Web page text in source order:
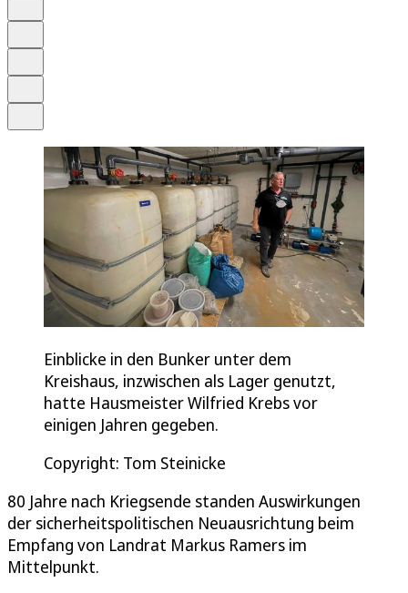
Einblicke in den Bunker unter dem
Kreishaus, inzwischen als Lager genutzt,
hatte Hausmeister Wilfried Krebs vor
einigen Jahren gegeben.
Copyright: Tom Steinicke
80 Jahre nach Kriegsende standen Auswirkungen
der sicherheitspolitischen Neuausrichtung beim
Empfang von Landrat Markus Ramers im
Mittelpunkt.